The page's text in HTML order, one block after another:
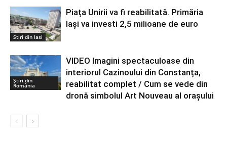
Stiri din Iasi
Piața Unirii va fi reabilitată. Primăria
Iași va investi 2,5 milioane de euro
Știri din
România
VIDEO Imagini spectaculoase din
interiorul Cazinoului din Constanța,
reabilitat complet / Cum se vede din
dronă simbolul Art Nouveau al orașului